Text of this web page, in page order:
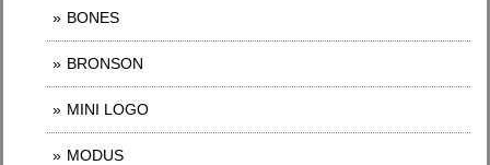
BONES
BRONSON
MINI LOGO
MODUS